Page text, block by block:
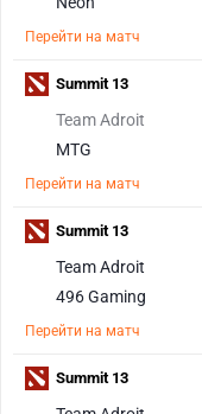
Перейти на матч
Team Adroit
MTG
Перейти на матч
Summit 13
Team Adroit
496 Gaming
Перейти на матч
Summit 13
Summit 13